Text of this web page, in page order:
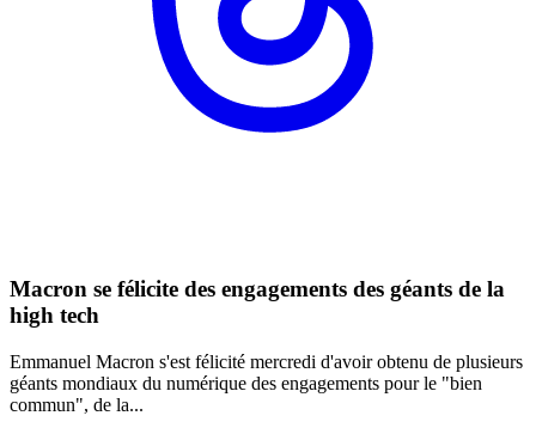
Macron se félicite des engagements des géants de la
high tech
Emmanuel Macron s'est félicité mercredi d'avoir obtenu de plusieurs
géants mondiaux du numérique des engagements pour le "bien
commun", de la...